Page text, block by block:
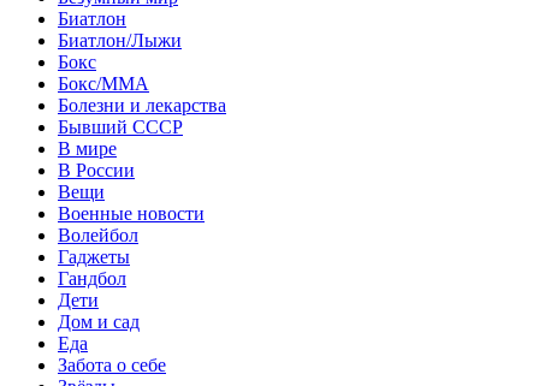
Биатлон
Биатлон/Лыжи
Бокс
Бокс/MMA
Болезни и лекарства
Бывший СССР
В мире
В России
Вещи
Военные новости
Волейбол
Гаджеты
Гандбол
Дети
Дом и сад
Еда
Забота о себе